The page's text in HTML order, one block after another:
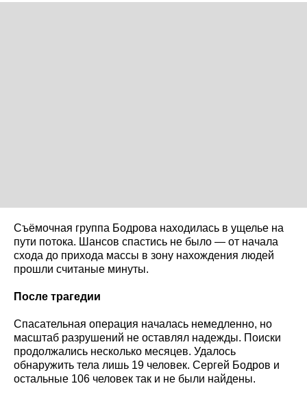
Съёмочная группа Бодрова находилась в ущелье на
пути потока. Шансов спастись не было — от начала
схода до прихода массы в зону нахождения людей
прошли считаные минуты.
После трагедии
Спасательная операция началась немедленно, но
масштаб разрушений не оставлял надежды. Поиски
продолжались несколько месяцев. Удалось
обнаружить тела лишь 19 человек. Сергей Бодров и
остальные 106 человек так и не были найдены.